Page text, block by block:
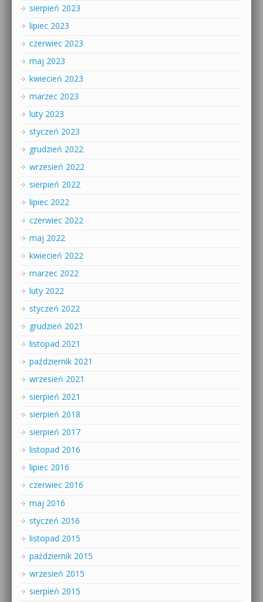
sierpień 2023
lipiec 2023
czerwiec 2023
maj 2023
kwiecień 2023
marzec 2023
luty 2023
styczeń 2023
grudzień 2022
wrzesień 2022
sierpień 2022
lipiec 2022
czerwiec 2022
maj 2022
kwiecień 2022
marzec 2022
luty 2022
styczeń 2022
grudzień 2021
listopad 2021
październik 2021
wrzesień 2021
sierpień 2021
sierpień 2018
sierpień 2017
listopad 2016
lipiec 2016
czerwiec 2016
maj 2016
styczeń 2016
listopad 2015
październik 2015
wrzesień 2015
sierpień 2015